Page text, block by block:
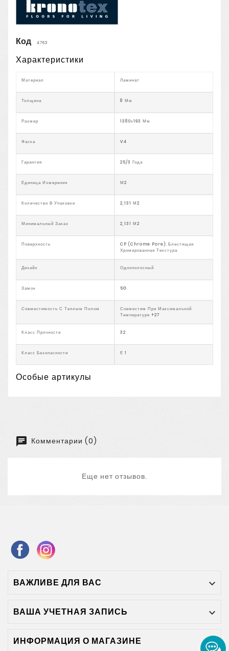
Код 4763
Характеристики
Материал Ламинат
Толщина 8 Мм
Размер 1380х193 Мм
Фаска V4
Гарантия 25/3 Года
Единица Измерения М2
Количество В Упаковке 2,131 М2
Минимальный Заказ 2,131 М2
Поверхность
CP (Chrome Pore): Блестящая
Хромированная Текстура
Дизайн Однополосный
Замок 5G
Совместимость С Теплым Полом
Совместим При Максимальной
Температуре +27
Класс Прочности 32
Класс Безопасности Е 1
Особые артикулы
Комментарии (0)
Еще нет отзывов.
ВАЖЛИВЕ ДЛЯ ВАС 
ВАША УЧЕТНАЯ ЗАПИСЬ 
ИНФОРМАЦИЯ О МАГАЗИНЕ 